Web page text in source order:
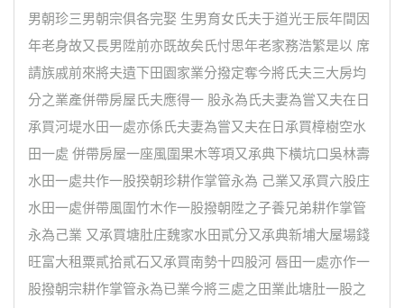
男朝珍三男朝宗俱各完娶 生男育女氏夫于道光壬辰年間因
年老身故又長男陞前亦既故矣氏忖思年老家務浩繁是以 席
請族戚前來將夫遺下田園家業分撥定奪今將氏夫三大房均
分之業產併帶房屋氏夫應得一 股永為氏夫妻為嘗又夫在日
承買河堤水田一處亦係氏夫妻為嘗又夫在日承買樟樹空水
田一處 併帶房屋一座風圍果木等項又承典下橫坑口吳林壽
水田一處共作一股揆朝珍耕作掌管永為 己業又承買六股庄
水田一處併帶風圍竹木作一股撥朝陞之子養兄弟耕作掌管
永為己業 又承買塘肚庄魏家水田貳分又承典新埔大屋場錢
旺富大租粟貳拾貳石又承買南勢十四股河 唇田一處亦作一
股撥朝宗耕作掌管永為已業今將三處之田業此塘肚一股之